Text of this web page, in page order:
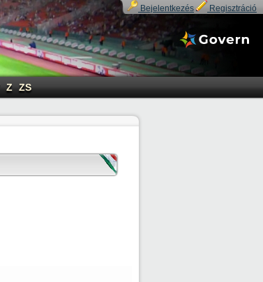
Bejelentkezés Regisztráció
Z ZS